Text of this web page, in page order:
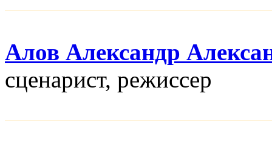
Алов Александр
сценарист, режисcер